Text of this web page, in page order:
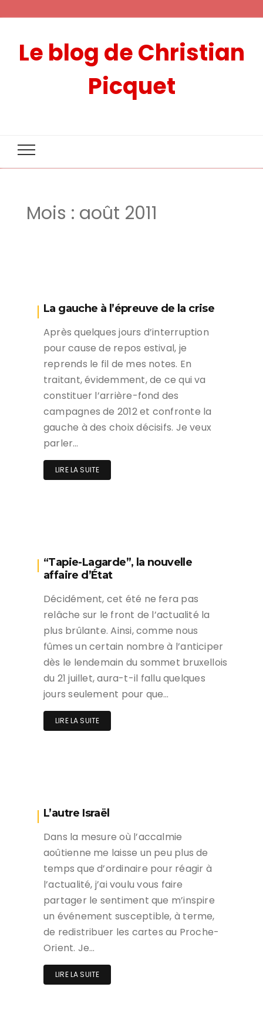
Le blog de Christian
Picquet
Mois : août 2011
La gauche à l’épreuve de la crise
Après quelques jours d’interruption
pour cause de repos estival, je
reprends le fil de mes notes. En
traitant, évidemment, de ce qui va
constituer l’arrière-fond des
campagnes de 2012 et confronte la
gauche à des choix décisifs. Je veux
parler…
LIRE LA SUITE
“Tapie-Lagarde”, la nouvelle
affaire d’État
Décidément, cet été ne fera pas
relâche sur le front de l’actualité la
plus brûlante. Ainsi, comme nous
fûmes un certain nombre à l’anticiper
dès le lendemain du sommet bruxellois
du 21 juillet, aura-t-il fallu quelques
jours seulement pour que…
LIRE LA SUITE
L’autre Israël
Dans la mesure où l’accalmie
aoûtienne me laisse un peu plus de
temps que d’ordinaire pour réagir à
l’actualité, j’ai voulu vous faire
partager le sentiment que m’inspire
un événement susceptible, à terme,
de redistribuer les cartes au Proche-
Orient. Je…
LIRE LA SUITE